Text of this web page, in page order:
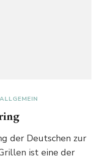
ALLGEMEIN
der Deutschen zur
ist eine der